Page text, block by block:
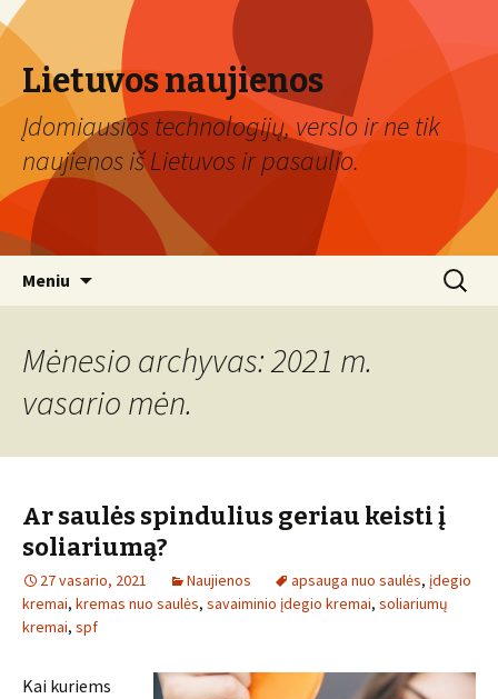
Lietuvos naujienos
Įdomiausios technologijų, verslo ir ne tik
naujienos iš Lietuvos ir pasaulio.
Meniu Ieškoti:
Mėnesio archyvas: 2021 m.
vasario mėn.
Ar saulės spindulius geriau keisti į
soliariumą?
27 vasario, 2021 Naujienos apsauga nuo saulės, įdegio
kremai, kremas nuo saulės, savaiminio įdegio kremai, soliariumų
kremai, spf
Kai kuriems